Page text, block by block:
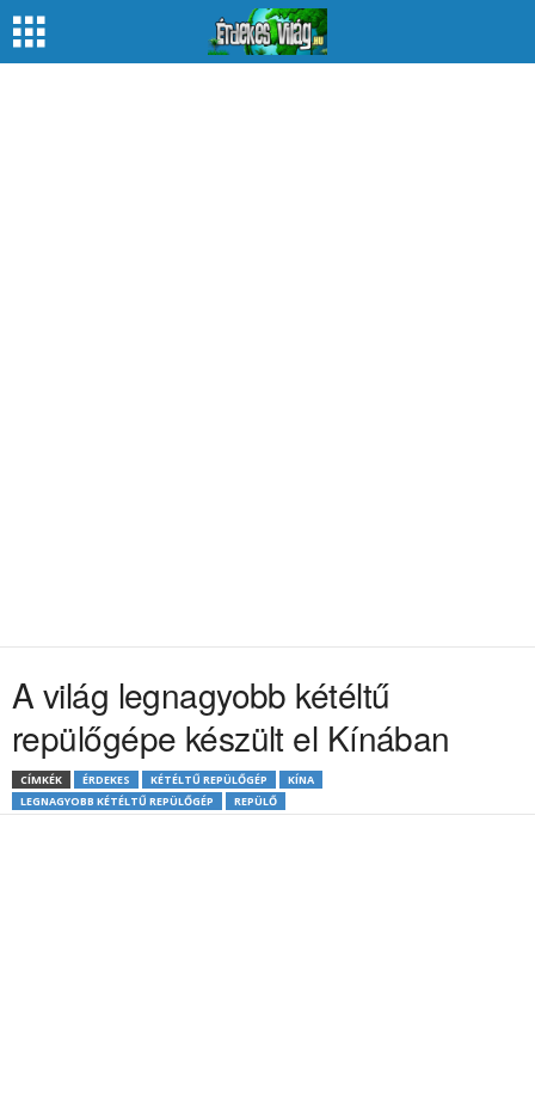
A világ legnagyobb kétéltű
repülőgépe készült el Kínában
CÍMKÉK ÉRDEKES KÉTÉLTŰ REPÜLŐGÉP
KÍNA
LEGNAGYOBB KÉTÉLTŰ REPÜLŐGÉP
REPÜLŐ